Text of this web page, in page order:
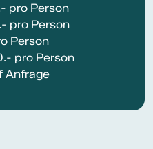
pro Person
pro Person
Person
pro Person
Anfrage